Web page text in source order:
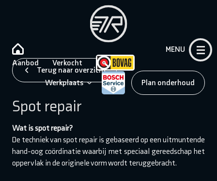
Aanbod Verkocht
Werkplaats Plan onderhoud
MENU
Terug naar overzicht
Spot repair
Wat is spot repair?
De techniek van spot repair is gebaseerd op een uitmuntende
hand-oog coördinatie waarbij met speciaal gereedschap het
oppervlak in de originele vorm wordt teruggebracht.